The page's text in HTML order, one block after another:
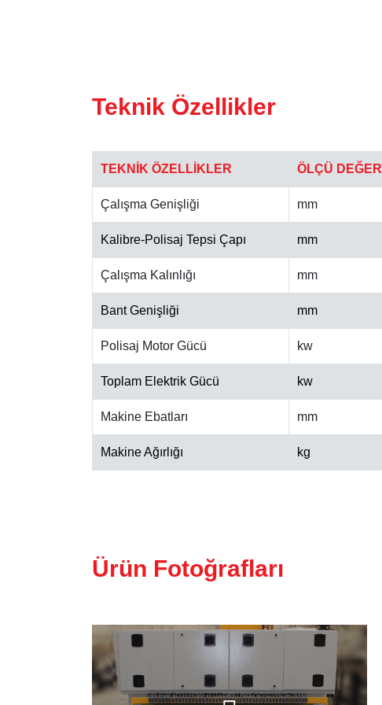
Teknik Özellikler
TEKNİK ÖZELLİKLER ÖLÇÜ DEĞERİ
Çalışma Genişliği mm
Kalibre-Polisaj Tepsi Çapı mm
Çalışma Kalınlığı mm
Bant Genişliği mm
Polisaj Motor Gücü kw
Toplam Elektrik Gücü kw
Makine Ebatları mm
Makine Ağırlığı kg
Ürün Fotoğrafları